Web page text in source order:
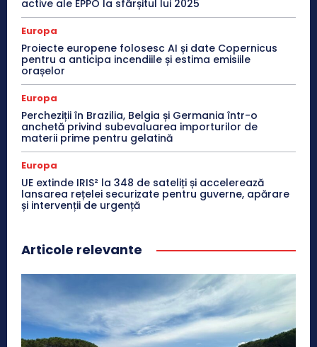
active ale EPPO la sfârșitul lui 2025
Europa
Proiecte europene folosesc AI și date Copernicus
pentru a anticipa incendiile și estima emisiile
orașelor
Europa
Percheziții în Brazilia, Belgia și Germania într-o
anchetă privind subevaluarea importurilor de
materii prime pentru gelatină
Europa
UE extinde IRIS² la 348 de sateliți și accelerează
lansarea rețelei securizate pentru guverne, apărare
și intervenții de urgență
Articole relevante